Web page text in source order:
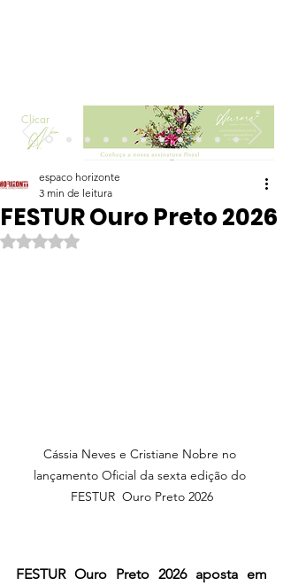
Clicar
FESTUR Ouro Preto 2026
espaco horizonte
3 min de leitura
Avaliado com NaN de 5 estrelas.
Cássia Neves e Cristiane Nobre no
lançamento Oficial da sexta edição do
FESTUR  Ouro Preto 2026
FESTUR Ouro Preto 2026 aposta em